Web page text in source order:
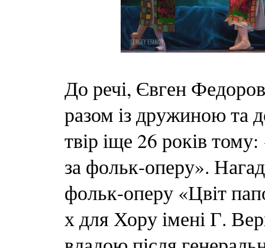
До речі, Євген
разом із дружиною та
твір іще 26 років
за фольк-оперу».
фольк-оперу «Цвіт
х для Хору імені Г.